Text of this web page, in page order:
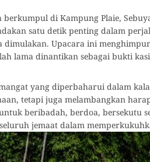
di Kampung Plaie,
satu detik penting dalam
Upacara ini
lama dinantikan sebagai bukti
yang diperbaharui dalam
tetapi juga melambangkan
beribadah, berdoa, bersekutu
jemaat dalam